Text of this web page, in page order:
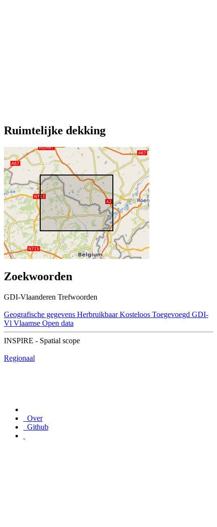
Ruimtelijke dekking
Zoekwoorden
GDI-Vlaanderen Trefwoorden
Geografische gegevens Herbruikbaar Kosteloos Toegevoegd GDI-
Vl Vlaamse Open data
INSPIRE - Spatial scope
Regionaal
Over
Github